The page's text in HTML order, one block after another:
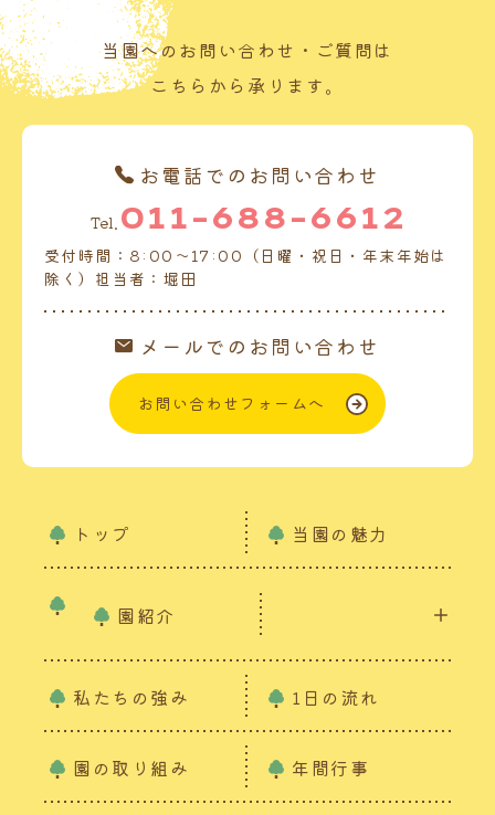
当園へのお問い合わせ・ご質問は
こちらから承ります。
お電話でのお問い合わせ
Tel. 011-688-6612
受付時間：8:00～17:00（日曜・祝日・年末年始は
除く）担当者：堀田
メールでのお問い合わせ
お問い合わせフォームへ
トップ 当園の魅力
園紹介
私たちの強み 1日の流れ
園の取り組み 年間行事